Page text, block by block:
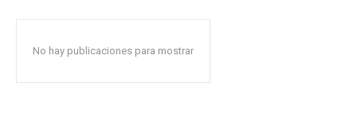
No hay publicaciones para mostrar